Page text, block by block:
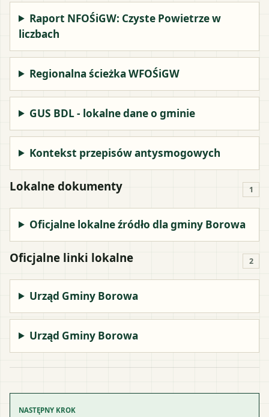
Raport NFOŚiGW: Czyste Powietrze w
liczbach
Regionalna ścieżka WFOŚiGW
GUS BDL - lokalne dane o gminie
Kontekst przepisów antysmogowych
Lokalne dokumenty 1
Oficjalne lokalne źródło dla gminy Borowa
Oficjalne linki lokalne 2
Urząd Gminy Borowa
Urząd Gminy Borowa
NASTĘPNY KROK